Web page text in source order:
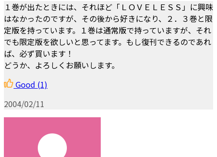
１巻が出たときには、それほど「ＬＯＶＥＬＥＳＳ」に興味
はなかったのですが、その後から好きになり、２．３巻と限
定版を持っています。１巻は通常版で持っていますが、それ
でも限定版を欲しいと思ってます。もし復刊できるのであれ
ば、必ず買います！
どうか、よろしくお願いします。
Good (1)
2004/02/11